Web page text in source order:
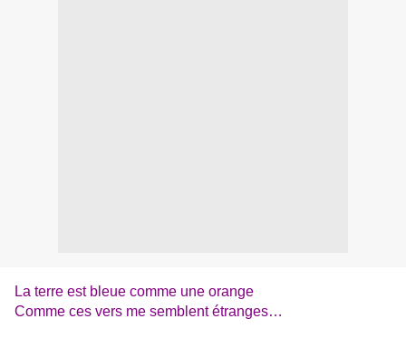
La terre est bleue comme une orange
Comme ces vers me semblent étranges…